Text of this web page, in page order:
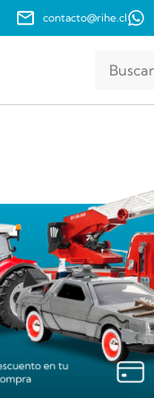
contacto@rihe.cl